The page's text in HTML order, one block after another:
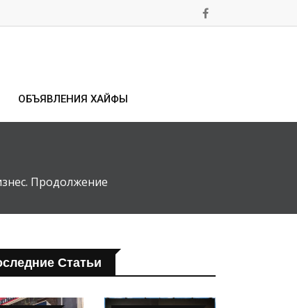
ОБЪЯВЛЕНИЯ ХАЙФЫ
Продолжение
Статьи